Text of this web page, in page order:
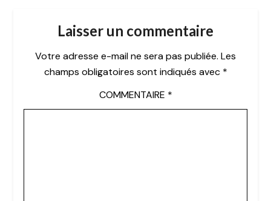
Laisser un commentaire
Votre adresse e-mail ne sera pas publiée. Les
champs obligatoires sont indiqués avec *
COMMENTAIRE *